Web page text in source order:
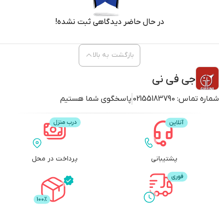
در حال حاضر دیدگاهی ثبت نشده!
جی فی نی
شماره تماس: 02155183790 پاسخگوی شما هستیم
بازگشت به بالا
پشتیبانی پرداخت در محل